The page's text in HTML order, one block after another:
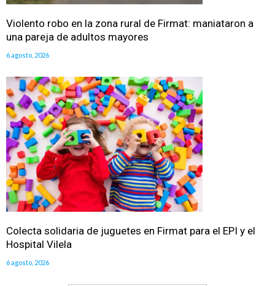
Violento robo en la zona rural de Firmat: maniataron a
una pareja de adultos mayores
6 agosto, 2026
Colecta solidaria de juguetes en Firmat para el EPI y el
Hospital Vilela
6 agosto, 2026